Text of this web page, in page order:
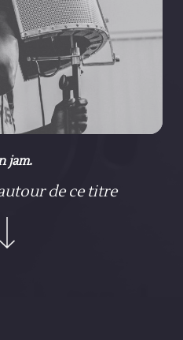
jam.
de ce titre